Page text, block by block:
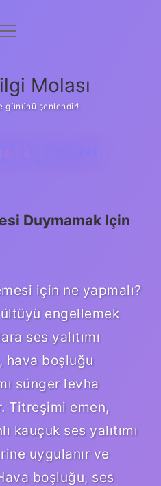
Uyarı
menüyü
Molası
gününü şenlendir!
SESE IYI
Duymamak Için
için ne yapmalı?
engellemek
ses yalıtımı
hava boşluğu
sünger levha
Titreşimi emen,
kauçuk ses yalıtımı
uygulanır ve
boşluğu, ses